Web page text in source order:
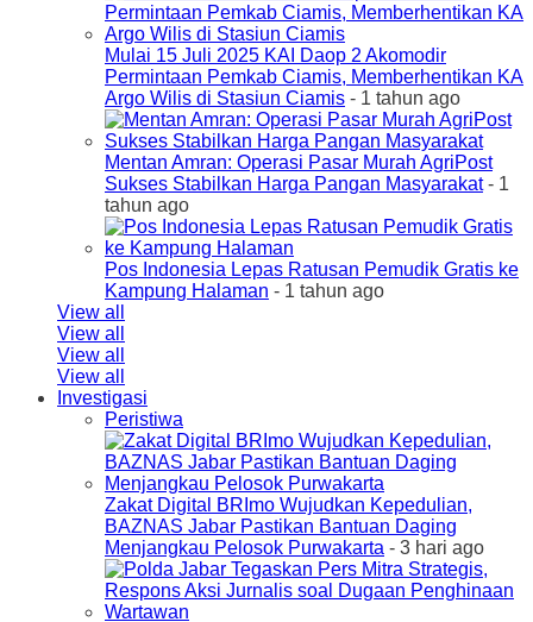
Mulai 15 Juli 2025 KAI Daop 2 Akomodir
Permintaan Pemkab Ciamis, Memberhentikan KA
Argo Wilis di Stasiun Ciamis - 1 tahun ago
Mentan Amran: Operasi Pasar Murah AgriPost
Sukses Stabilkan Harga Pangan Masyarakat- 1
tahun ago
Pos Indonesia Lepas Ratusan Pemudik Gratis ke
Kampung Halaman - 1 tahun ago
View all
View all
View all
View all
Investigasi
Peristiwa
Zakat Digital BRImo Wujudkan Kepedulian,
BAZNAS Jabar Pastikan Bantuan Daging
Menjangkau Pelosok Purwakarta - 3 hari ago